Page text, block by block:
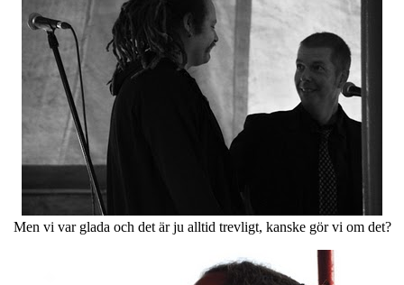
Men vi var glada och det är ju alltid trevligt, kanske gör vi om det?